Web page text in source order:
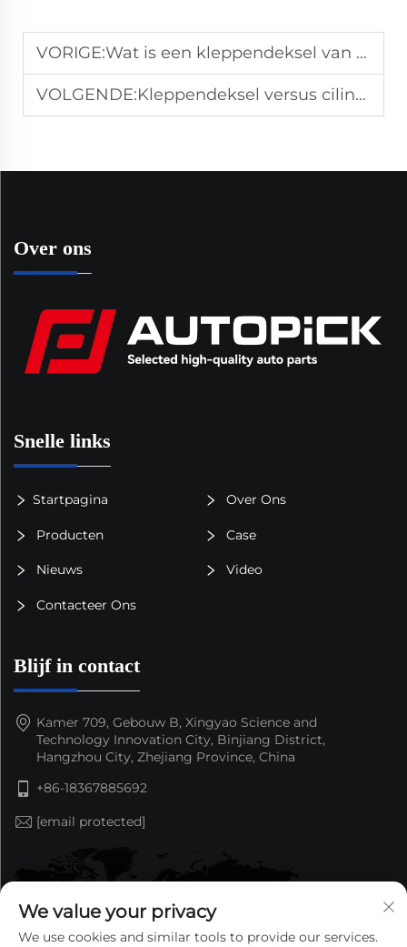
VORIGE:Wat is een kleppendeksel van de motor? Een complete gids voor B2B-kopers van auto-onderdelen
VOLGENDE:Kleppendeksel versus cilinderkopdeksel: Is dat hetzelfde?
Over ons
Snelle links
Startpagina Over Ons
Producten Case
Nieuws Video
Contacteer Ons
Blijf in contact
Kamer 709, Gebouw B, Xingyao Science and
Technology Innovation City, Binjiang District,
Hangzhou City, Zhejiang Province, China
+86-18367885692
[email protected]
We value your privacy
We use cookies and similar tools to provide our services.